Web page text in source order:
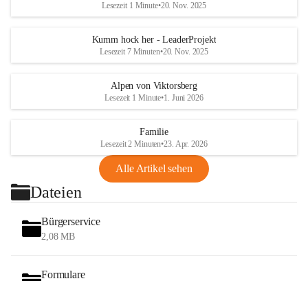
Lesezeit 1 Minute•20. Nov. 2025
Kumm hock her - LeaderProjekt
Lesezeit 7 Minuten•20. Nov. 2025
Alpen von Viktorsberg
Lesezeit 1 Minute•1. Juni 2026
Familie
Lesezeit 2 Minuten•23. Apr. 2026
Alle Artikel sehen
Dateien
Bürgerservice
2,08 MB
Formulare